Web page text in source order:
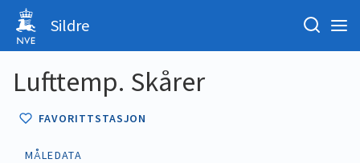
Sildre
Lufttemp. Skårer
FAVORITTSTASJON
MÅLEDATA